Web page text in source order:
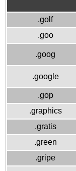
.golf
.goo
.goog
.google
.gop
.graphics
.gratis
.green
.gripe